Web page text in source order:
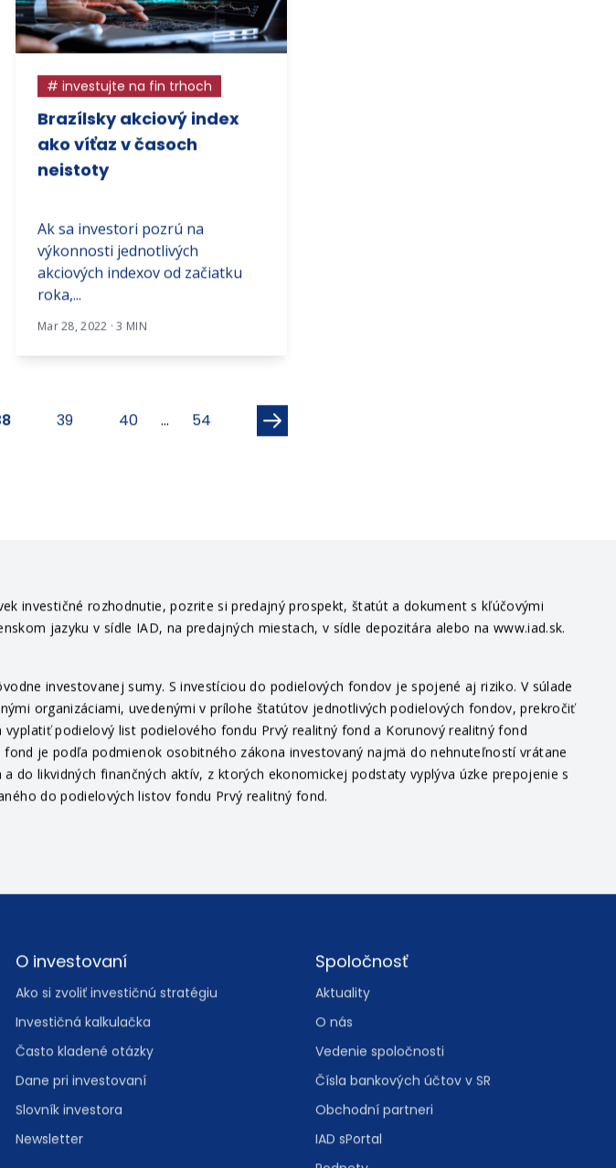
# investujte na fin trhoch
Brazílsky akciový index
ako víťaz v časoch
neistoty
Ak sa investori pozrú na
výkonnosti jednotlivých
akciových indexov od začiatku
roka,...
Mar 28, 2022 · 3 MIN
39 40 ... 54 Ďalší
investičné rozhodnutie, pozrite si predajný prospekt, štatút a dokument s kľúčovými
jazyku v sídle IAD, na predajných miestach, v sídle depozitára alebo na www.iad.sk.
investovanej sumy. S investíciou do podielových fondov je spojené aj riziko. V súlade
organizáciami, uvedenými v prílohe štatútov jednotlivých podielových fondov, prekročiť
podielový list podielového fondu Prvý realitný fond a Korunový realitný fond
je podľa podmienok osobitného zákona investovaný najmä do nehnuteľností vrátane
do likvidných finančných aktív, z ktorých ekonomickej podstaty vyplýva úzke prepojenie s
do podielových listov fondu Prvý realitný fond.
O investovaní
Ako si zvoliť investičnú stratégiu
Investičná kalkulačka
Často kladené otázky
Dane pri investovaní
Slovník investora
Newsletter
Spoločnosť
Aktuality
O nás
Vedenie spoločnosti
Čísla bankových účtov v SR
Obchodní partneri
IAD sPortal